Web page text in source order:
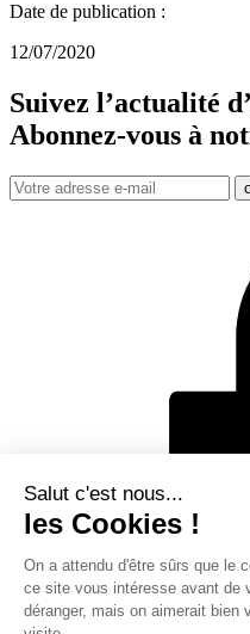
Date de publication :
12/07/2020
Suivez l’actualité
Abonnez-vous à